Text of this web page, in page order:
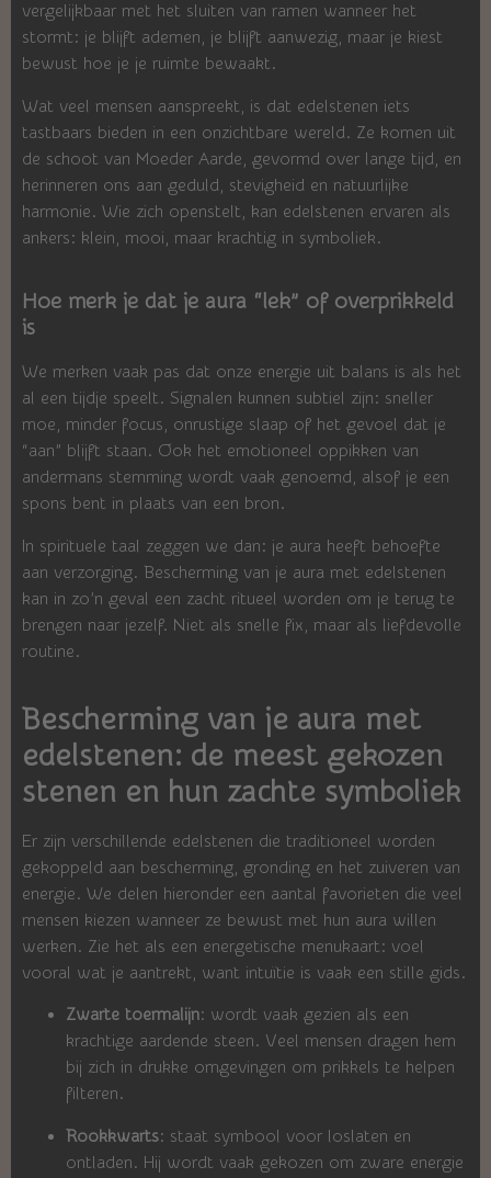
vergelijkbaar met het sluiten van ramen wanneer het
stormt: je blijft ademen, je blijft aanwezig, maar je kiest
bewust hoe je je ruimte bewaakt.
Wat veel mensen aanspreekt, is dat edelstenen iets
tastbaars bieden in een onzichtbare wereld. Ze komen uit
de schoot van Moeder Aarde, gevormd over lange tijd, en
herinneren ons aan geduld, stevigheid en natuurlijke
harmonie. Wie zich openstelt, kan edelstenen ervaren als
ankers: klein, mooi, maar krachtig in symboliek.
Hoe merk je dat je aura “lek” of overprikkeld
is
We merken vaak pas dat onze energie uit balans is als het
al een tijdje speelt. Signalen kunnen subtiel zijn: sneller
moe, minder focus, onrustige slaap of het gevoel dat je
“aan” blijft staan. Ook het emotioneel oppikken van
andermans stemming wordt vaak genoemd, alsof je een
spons bent in plaats van een bron.
In spirituele taal zeggen we dan: je aura heeft behoefte
aan verzorging. Bescherming van je aura met edelstenen
kan in zo’n geval een zacht ritueel worden om je terug te
brengen naar jezelf. Niet als snelle fix, maar als liefdevolle
routine.
Bescherming van je aura met
edelstenen: de meest gekozen
stenen en hun zachte symboliek
Er zijn verschillende edelstenen die traditioneel worden
gekoppeld aan bescherming, gronding en het zuiveren van
energie. We delen hieronder een aantal favorieten die veel
mensen kiezen wanneer ze bewust met hun aura willen
werken. Zie het als een energetische menukaart: voel
vooral wat je aantrekt, want intuïtie is vaak een stille gids.
Zwarte toermalijn: wordt vaak gezien als een
krachtige aardende steen. Veel mensen dragen hem
bij zich in drukke omgevingen om prikkels te helpen
filteren.
Rookkwarts: staat symbool voor loslaten en
ontladen. Hij wordt vaak gekozen om zware energie